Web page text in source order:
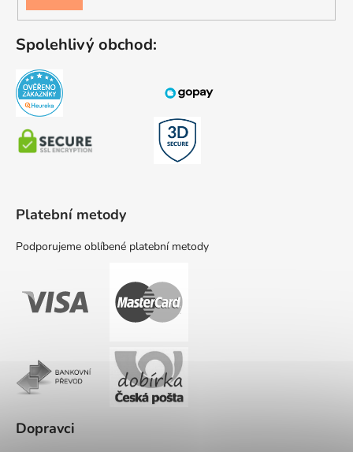
SE
Spolehlivý obchod:
Platební metody
Podporujeme oblíbené platební metody
Dopravci